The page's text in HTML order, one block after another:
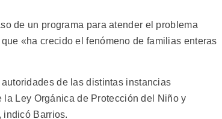
de un programa para atender el problema
«ha crecido el fenómeno de familias enteras
de las distintas instancias
Ley Orgánica de Protección del Niño y
indicó Barrios.